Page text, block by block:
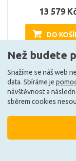
13 579
DO
Může být u Vás
Než budete
Snažíme se náš web
data. Sbíráme je
návštěvnost a
sběrem cookies